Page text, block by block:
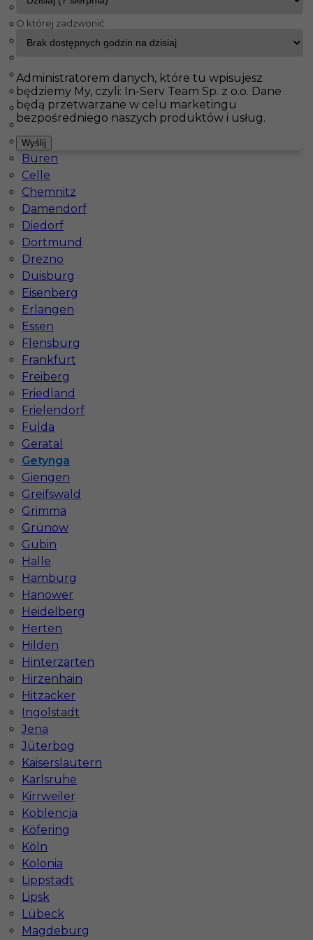
InServ Oferty pracy Getynga
Pokaż filtr
Bad Liebenzell
Barth
Bergheim
Blaustein
Blumberg
Bochum
Bonn
Bremen
Büren
Celle
Chemnitz
Damendorf
Diedorf
Dortmund
Drezno
Duisburg
Eisenberg
Erlangen
Essen
Flensburg
Frankfurt
Freiberg
Friedland
Frielendorf
Fulda
Geratal
Getynga
Giengen
Greifswald
Grimma
Grünow
Gubin
Halle
Hamburg
Hanower
Heidelberg
Herten
Hilden
Hinterzarten
Hirzenhain
Hitzacker
Ingolstadt
Jena
Jüterbog
Kaiserslautern
Karlsruhe
Kirrweiler
Koblencja
Köfering
Köln
Kolonia
Lippstadt
Lipsk
Lübeck
Magdeburg
Dekarz zagranica praca od zaraz
Kategoria Prace budowlane
Lokalizacja Niemcy
Wymagane języki
komunikatywny
Stawka 15 - 17 € / h
Dekarz cieśla praca Niemcy
Kategoria
Lokalizacja
Wymagane języki
komunikatywny
Stawka 16 - 18 € / h
1
Znaleziono 2 wyników
Najczęściej zadawane pytania (FAQ)
Jak znaleźć pracę za granicą?
Czy praca Niemcy na budowie nadal się
opłaca przy obecnych kosztach życia?
O której zadzwonić:
Administratorem danych, które tu wpisujesz
będziemy My, czyli: In-Serv Team Sp. z o.o. Dane
będą przetwarzane w celu marketingu
bezpośredniego naszych produktów i usług.
Wyślij